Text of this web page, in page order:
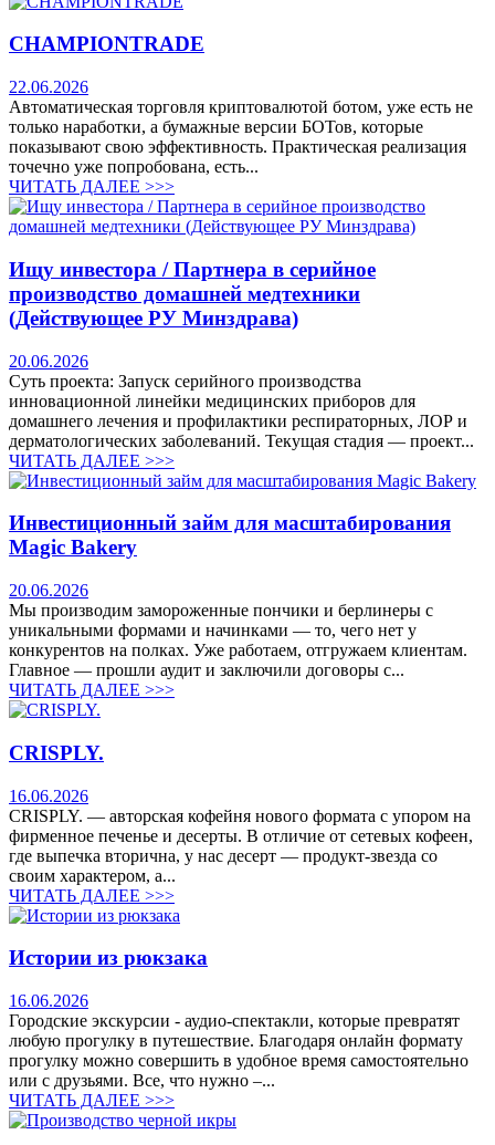
CHAMPIONTRADE
22.06.2026
Автоматическая торговля криптовалютой ботом, уже есть не
только наработки, а бумажные версии БОТов, которые
показывают свою эффективность. Практическая реализация
точечно уже попробована, есть...
ЧИТАТЬ ДАЛЕЕ >>>
Ищу инвестора / Партнера в серийное
производство домашней медтехники
(Действующее РУ Минздрава)
20.06.2026
Суть проекта: Запуск серийного производства
инновационной линейки медицинских приборов для
домашнего лечения и профилактики респираторных, ЛОР и
дерматологических заболеваний. Текущая стадия — проект...
ЧИТАТЬ ДАЛЕЕ >>>
Инвестиционный займ для масштабирования
Magic Bakery
20.06.2026
Мы производим замороженные пончики и берлинеры с
уникальными формами и начинками — то, чего нет у
конкурентов на полках. Уже работаем, отгружаем клиентам.
Главное — прошли аудит и заключили договоры с...
ЧИТАТЬ ДАЛЕЕ >>>
CRISPLY.
16.06.2026
CRISPLY. — авторская кофейня нового формата с упором на
фирменное печенье и десерты. В отличие от сетевых кофеен,
где выпечка вторична, у нас десерт — продукт-звезда со
своим характером, а...
ЧИТАТЬ ДАЛЕЕ >>>
Истории из рюкзака
16.06.2026
Городские экскурсии - аудио-спектакли, которые превратят
любую прогулку в путешествие. Благодаря онлайн формату
прогулку можно совершить в удобное время самостоятельно
или с друзьями. Все, что нужно –...
ЧИТАТЬ ДАЛЕЕ >>>